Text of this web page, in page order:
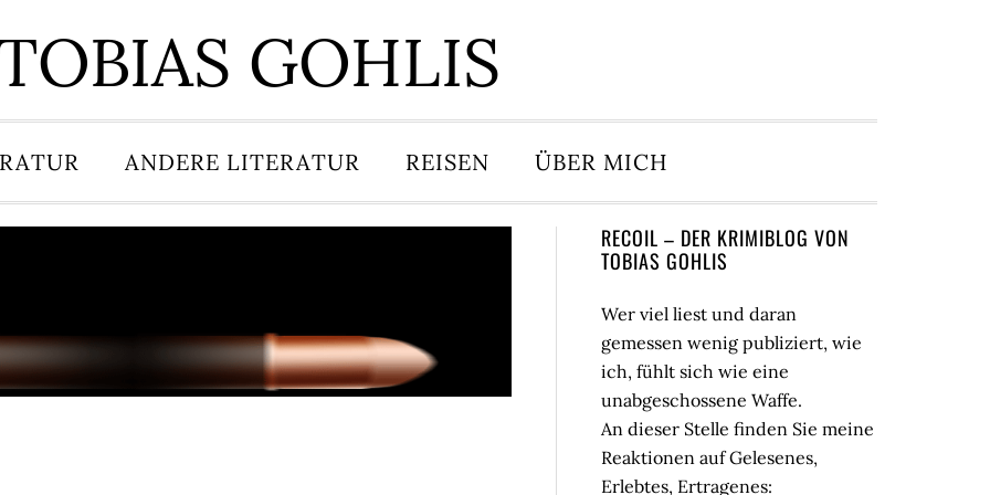
GOHLIS
ANDERE LITERATUR REISEN ÜBER MICH
Seitenspalte
RECOIL – DER KRIMIBLOG VON
TOBIAS GOHLIS
Wer viel liest und daran
gemessen wenig publiziert, wie
ich, fühlt sich wie eine
unabgeschossene Waffe.
An dieser Stelle finden Sie meine
Reaktionen auf Gelesenes,
Erlebtes, Ertragenes: